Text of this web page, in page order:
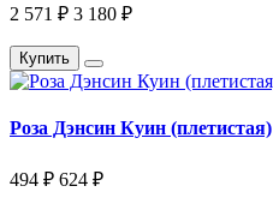
2 571 ₽ 3 180 ₽
Купить
Роза Дэнсин Куин (плетистая)
494 ₽ 624 ₽